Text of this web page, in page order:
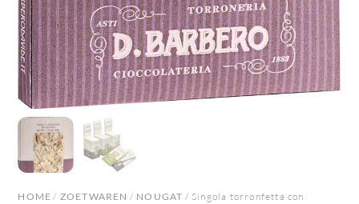
HOME / ZOETWAREN / NOUGAT / Singola torronfetta con